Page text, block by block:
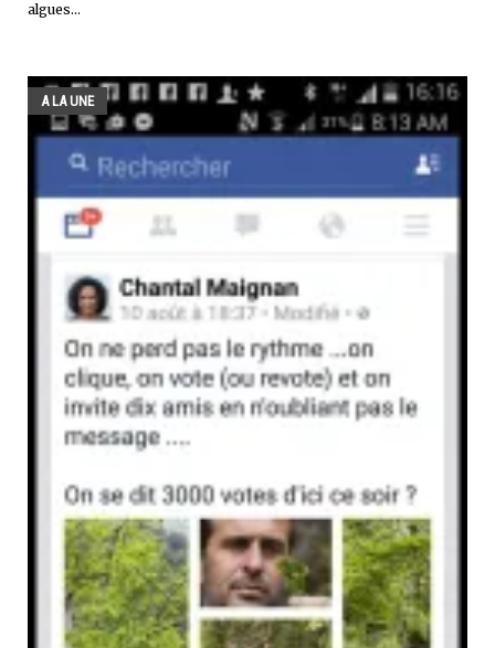
algues...
A LA UNE